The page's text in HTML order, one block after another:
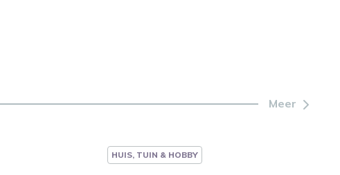
Meer
HUIS, TUIN & HOBBY